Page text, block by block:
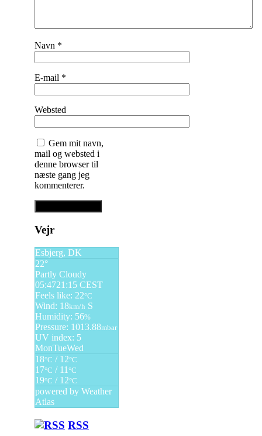
Navn *
E-mail *
Websted
Gem mit navn,
mail og websted i
denne browser til
næste gang jeg
kommenterer.
Vejr
Esbjerg, DK
22°
Partly Cloudy
05:4721:15 CEST
Feels like: 22°C
Wind: 18km/h S
Humidity: 56%
Pressure: 1013.88mbar
UV index: 5
MonTueWed
18°C / 12°C
17°C / 11°C
19°C / 12°C
powered by Weather
Atlas
RSS